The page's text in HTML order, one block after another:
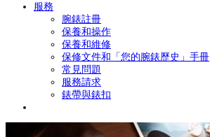
服務
腕錶註冊
保養和操作
保養和維修
保修文件和「您的腕錶歷史」手冊
常見問題
服務請求
錶帶與錶扣